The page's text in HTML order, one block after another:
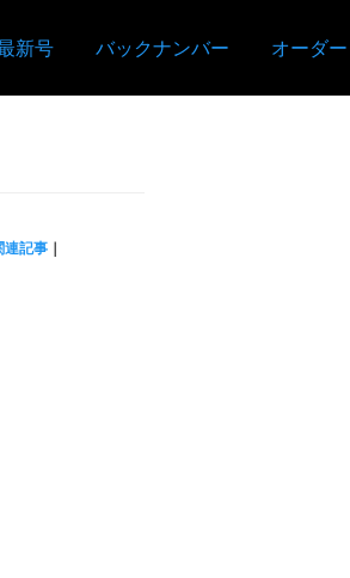
新号 バックナンバー オーダー
連記事